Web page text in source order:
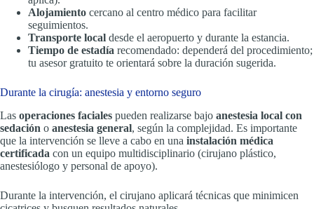
Alojamiento cercano al centro médico para facilitar
seguimientos.
Transporte local desde el aeropuerto y durante la estancia.
Tiempo de estadía recomendado: dependerá del procedimiento;
tu asesor gratuito te orientará sobre la duración sugerida.
Durante la cirugía: anestesia y entorno seguro
Las operaciones faciales pueden realizarse bajo anestesia local con
sedación o anestesia general, según la complejidad. Es importante
que la intervención se lleve a cabo en una instalación médica
certificada con un equipo multidisciplinario (cirujano plástico,
anestesiólogo y personal de apoyo).
Durante la intervención, el cirujano aplicará técnicas que minimicen